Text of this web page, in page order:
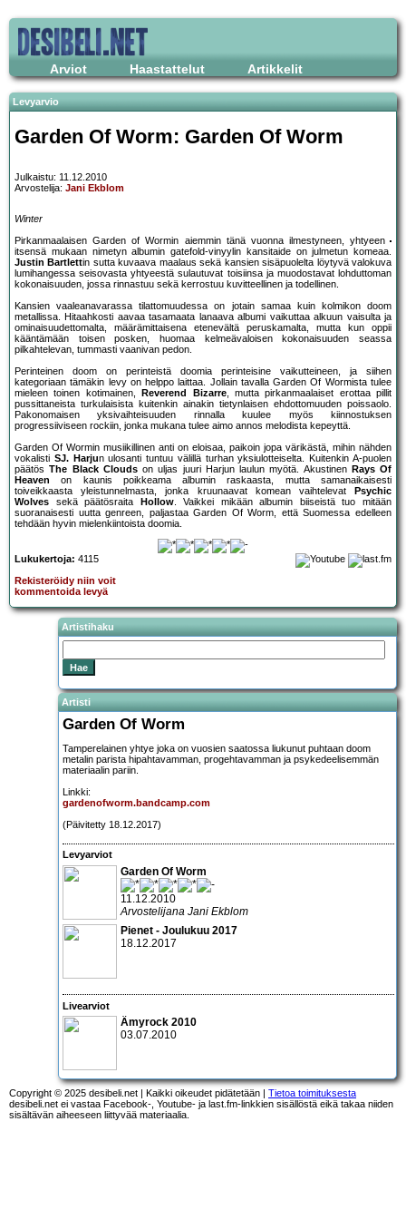
Arviot Haastattelut Artikkelit
Levyarvio
Garden Of Worm: Garden Of Worm
Julkaistu: 11.12.2010
Arvostelija: Jani Ekblom
Winter
Pirkanmaalaisen Garden of Wormin aiemmin tänä vuonna ilmestyneen, yhtyeen
itsensä mukaan nimetyn albumin gatefold-vinyylin kansitaide on julmetun komeaa.
Justin Bartlettin sutta kuvaava maalaus sekä kansien sisäpuolelta löytyvä valokuva
lumihangessa seisovasta yhtyeestä sulautuvat toisiinsa ja muodostavat lohduttoman
kokonaisuuden, jossa rinnastuu sekä kerrostuu kuvitteellinen ja todellinen.
Kansien vaaleanavarassa tilattomuudessa on jotain samaa kuin kolmikon doom
metallissa. Hitaahkosti aavaa tasamaata lanaava albumi vaikuttaa alkuun vaisulta ja
ominaisuudettomalta, määrämittaisena etenevältä peruskamalta, mutta kun oppii
kääntämään toisen posken, huomaa kelmeävaloisen kokonaisuuden seassa
pilkahtelevan, tummasti vaanivan pedon.
Perinteinen doom on perinteistä doomia perinteisine vaikutteineen, ja siihen
kategoriaan tämäkin levy on helppo laittaa. Jollain tavalla Garden Of Wormista tulee
mieleen toinen kotimainen,
Reverend Bizarre, mutta pirkanmaalaiset erottaa pillit
pussittaneista turkulaisista kuitenkin ainakin tietynlaisen ehdottomuuden poissaolo.
Pakonomaisen yksivaihteisuuden rinnalla kuulee myös kiinnostuksen
progressiiviseen rockiin, jonka mukana tulee aimo annos melodista kepeyttä.
Garden Of Wormin musiikillinen anti on eloisaa, paikoin jopa värikästä, mihin nähden
vokalisti SJ. Harjun ulosanti tuntuu välillä turhan yksiulotteiselta. Kuitenkin A-puolen
päätösThe Black Cloudson uljas juuri Harjun laulun myötä. Akustinen Rays Of
Heaven on kaunis poikkeama albumin raskaasta, mutta samanaikaisesti
toiveikkaasta yleistunnelmasta, jonka kruunaavat komean vaihtelevat
Psychic
Wolves sekä päätösraita Hollow. Vaikkei mikään albumin biiseistä tuo mitään
suoranaisesti uutta genreen, paljastaa Garden Of Worm, että Suomessa edelleen
tehdään hyvin mielenkiintoista doomia.
Lukukertoja: 4115
Rekisteröidy niin voit
kommentoida levyä
Artistihaku
Artisti
Garden Of Worm
Tamperelainen yhtye joka on vuosien saatossa liukunut puhtaan doom
metalin parista hipahtavamman, progehtavamman ja psykedeelisemmän
materiaalin pariin.
Linkki:
gardenofworm.bandcamp.com
(Päivitetty 18.12.2017)
Levyarviot
Garden Of Worm
11.12.2010
Arvostelijana Jani Ekblom
Pienet - Joulukuu 2017
18.12.2017
Livearviot
Ämyrock 2010
03.07.2010
Copyright © 2025 desibeli.net | Kaikki oikeudet pidätetään | Tietoa toimituksesta
desibeli.net ei vastaa Facebook-, Youtube- ja last.fm-linkkien sisällöstä eikä takaa niiden
sisältävän aiheeseen liittyvää materiaalia.